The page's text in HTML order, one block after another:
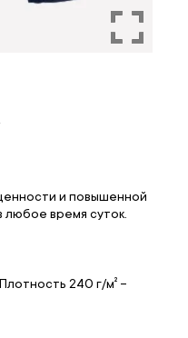
и повышенной
любое время суток.
240 г/м² –